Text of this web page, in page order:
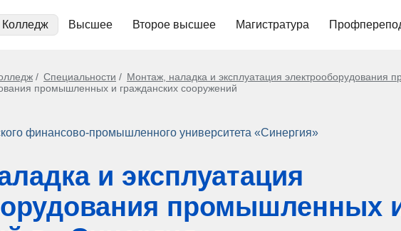
Колледж Высшее Второе высшее Магистратура
Специальности Монтаж, наладка и эксплуатация электрооборудования
промышленных и гражданских сооружений
финансово-промышленного университета «Синергия»
и эксплуатация
промышленных